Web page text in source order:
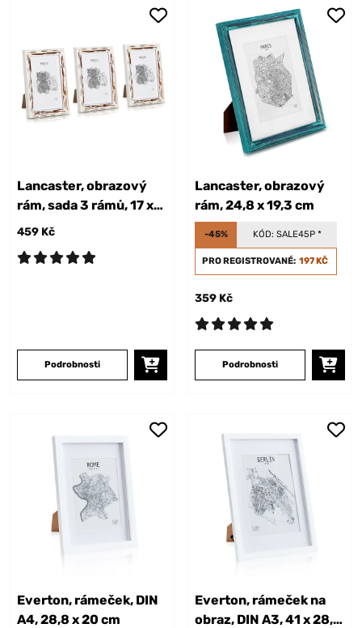
Lancaster, obrazový
rám, sada 3 rámů, 17 x
12 cm
459 Kč
Podrobnosti
Lancaster, obrazový
rám, 24,8 x 19,3 cm
-45% KÓD: SALE45P*
PRO REGISTROVANÉ: 197 KČ
359 Kč
Podrobnosti
Everton, rámeček, DIN
A4, 28,8 x 20 cm
Everton, rámeček na
obraz, DIN A3, 41 x 28,7